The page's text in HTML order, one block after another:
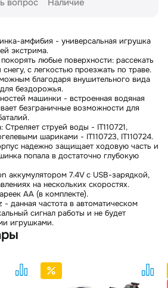
вопрос Наличие
амфибия - универсальная игрушка
экстрима.
любые поверхности: рассекать
с легкостью проезжать по траве.
благодаря внушительного вида
бездорожья.
машинки - встроенная водяная
безграничные возможности для
Стреляет струей воды - IT110721,
шариками - IT110723, IT110724.
надежно защищает ходовую часть и
попала в достаточно глубокую
аккумулятором 7.4V с USB-зарядкой,
на нескольких скоростях.
АА (в комплекте).
- данная частота в автоматическом
сигнал работы и не будет
игрушками.